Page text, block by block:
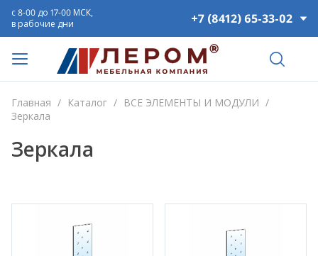
+7 (8412) 65-33-02
с 8-00 до 17-00 МСК,
в рабочие дни
Главная / Каталог / ВСЕ ЭЛЕМЕНТЫ И МОДУЛИ /
Зеркала
Зеркала